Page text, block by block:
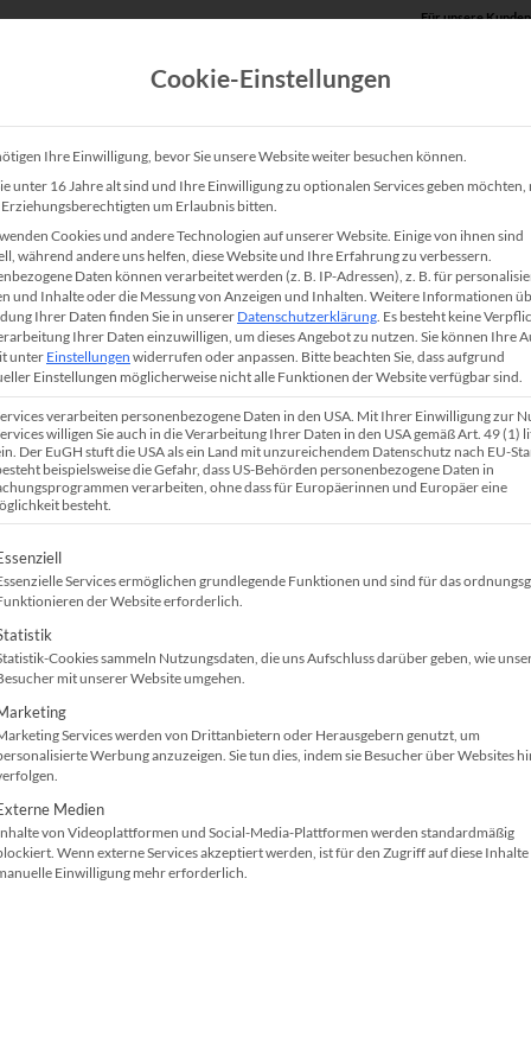
Für unsere
Produkte Unsere Lösungen
Lösung für Ihre
Poster oder technische Zeichnungen benötigen, ist
In solchen Fällen kann es sich lohnen, einen
ist besonders für Branchen wie Architektur, Bauwesen,
interessant. In diesem Beitrag erfahren
Vorteile und die verschiedenen Möglichkeiten, die zur
Cookie-Einstellungen
Ihre Einwilligung, bevor Sie unsere Website weiter besuchen können.
unter 16 Jahre alt sind und Ihre Einwilligung zu optionalen Services geben möchten,
Erziehungsberechtigten um Erlaubnis bitten.
Cookies und andere Technologien auf unserer Website. Einige von ihnen sind
während andere uns helfen, diese Website und Ihre Erfahrung zu verbessern.
Daten können verarbeitet werden (z. B. IP-Adressen), z. B. für
und Inhalte oder die Messung von Anzeigen und Inhalten. Weitere Informationen
Ihrer Daten finden Sie in unserer Datenschutzerklärung. Es besteht keine
Ihrer Daten einzuwilligen, um dieses Angebot zu nutzen. Sie können Ihre
unterEinstellungen widerrufen oder anpassen. Bitte beachten Sie, dass aufgrund
Einstellungen möglicherweise nicht alle Funktionen der Website verfügbar sind.
verarbeiten personenbezogene Daten in den USA. Mit Ihrer Einwilligung zur
willigen Sie auch in die Verarbeitung Ihrer Daten in den USA gemäß Art. 49 (1)
Der EuGH stuft die USA als ein Land mit unzureichendem Datenschutz nach EU-
beispielsweise die Gefahr, dass US-Behörden personenbezogene Daten in
verarbeiten, ohne dass für Europäerinnen und Europäer eine
besteht.
eine Liste der Service-Gruppen, für die
Services ermöglichen grundlegende Funktionen und sind für das
der Website erforderlich.
Cookies sammeln Nutzungsdaten, die uns Aufschluss darüber geben, wie
mit unserer Website umgehen.
Services werden von Drittanbietern oder Herausgebern genutzt, um
Werbung anzuzeigen. Sie tun dies, indem sie Besucher über Websites
Medien
von Videoplattformen und Social-Media-Plattformen werden standardmäßig
Wenn externe Services akzeptiert werden, ist für den Zugriff auf diese Inhalte
Einwilligung mehr erforderlich.